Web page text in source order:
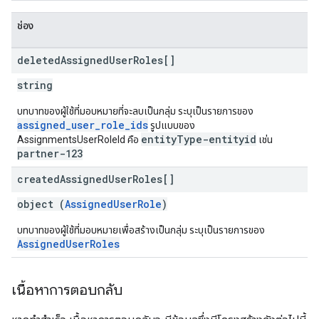
ช่อง
deletedAssignedUserRoles[]
string
บทบาทของผู้ใช้ที่มอบหมายที่จะลบเป็นกลุ่ม ระบุเป็นรายการของ
assigned_user_role_idsรูปแบบของ
AssignmentsUserRoleId คือ entityType-entityid เช่น
partner-123
createdAssignedUserRoles[]
object (AssignedUserRole)
บทบาทของผู้ใช้ที่มอบหมายเพื่อสร้างเป็นกลุ่ม ระบุเป็นรายการของ
AssignedUserRoles
เนื้อหาการตอบกลับ